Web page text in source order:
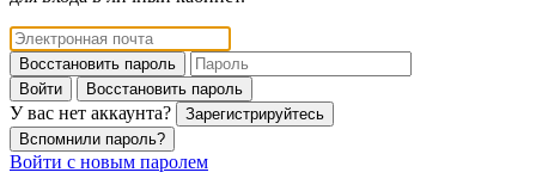
Восстановить пароль
Войти
Восстановить пароль
У вас нет аккаунта?
Зарегистрируйтесь
Вспомнили пароль?
Войти с новым паролем